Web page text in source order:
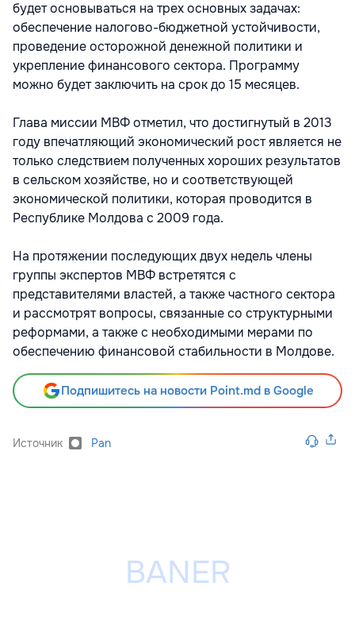
будет основываться на трех основных задачах:
обеспечение налогово-бюджетной устойчивости,
проведение осторожной денежной политики и
укрепление финансового сектора. Программу
можно будет заключить на срок до 15 месяцев.
Глава миссии МВФ отметил, что достигнутый в 2013
году впечатляющий экономический рост является не
только следствием полученных хороших результатов
в сельском хозяйстве, но и соответствующей
экономической политики, которая проводится в
Республике Молдова с 2009 года.
На протяжении последующих двух недель члены
группы экспертов МВФ встретятся с
представителями властей, а также частного сектора
и рассмотрят вопросы, связанные со структурными
реформами, а также с необходимыми мерами по
обеспечению финансовой стабильности в Молдове.
Подпишитесь на новости Point.md в Google
Источник Pan